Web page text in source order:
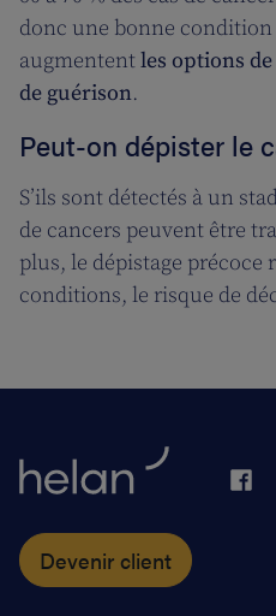
donc une bonne
augmententles options
de guérison.
Peut-on dépister le
S’ils sont détectés à un
de cancers peuvent être
plus, le dépistage précoce
conditions, le risque de
Devenir client